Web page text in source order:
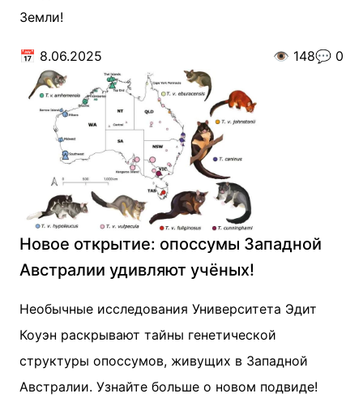
Земли!
📅 8.06.2025 👁️ 148💬 0
Новое открытие: опоссумы Западной
Австралии удивляют учёных!
Необычные исследования Университета Эдит
Коуэн раскрывают тайны генетической
структуры опоссумов, живущих в Западной
Австралии. Узнайте больше о новом подвиде!